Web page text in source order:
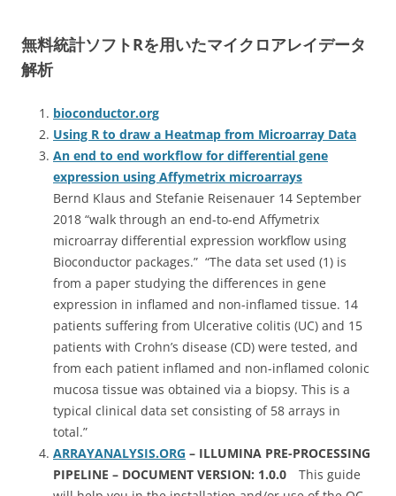
無料統計ソフトRを用いたマイクロアレイデータ
解析
bioconductor.org
Using R to draw a Heatmap from Microarray Data
An end to end workflow for differential gene
expression using Affymetrix microarrays
Bernd Klaus and Stefanie Reisenauer 14 September
2018 “walk through an end-to-end Affymetrix
microarray differential expression workflow using
Bioconductor packages.” “The data set used (1) is
from a paper studying the differences in gene
expression in inflamed and non-inflamed tissue. 14
patients suffering from Ulcerative colitis (UC) and 15
patients with Crohn’s disease (CD) were tested, and
from each patient inflamed and non-inflamed colonic
mucosa tissue was obtained via a biopsy. This is a
typical clinical data set consisting of 58 arrays in
total.”
ARRAYANALYSIS.ORG – ILLUMINA PRE-PROCESSING
PIPELINE – DOCUMENT VERSION: 1.0.0 This guide